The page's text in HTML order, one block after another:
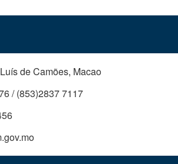
de Camões, Macao
/ (853)2837 7117